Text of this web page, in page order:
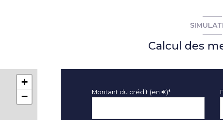
+
−
Calcul des
Montant du crédit (en €)*